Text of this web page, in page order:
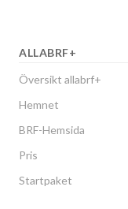
ALLABRF+
Översikt allabrf+
Hemnet
BRF-Hemsida
Pris
Startpaket